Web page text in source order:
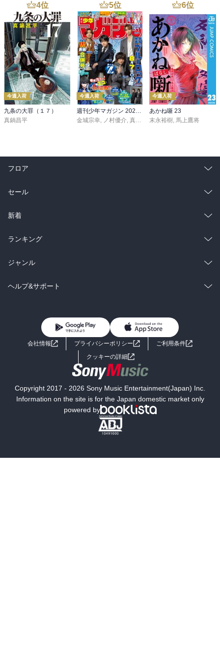
4位
今週入荷
九条の大罪（１７）
真鍋昌平
5位
今週入荷
週刊少年マガジン 2026年36・37号[2026年8月5日発売]
金城宗幸, ノ村優介, 真島ヒロ ,宮島礼吏,新川直司
6位
今週入荷
あかね噺 23
末永裕樹, 馬上鷹将
フロア
総合
ラノベ
雑誌・グラビア
BL・TL
セール
総合
ラノベ
雑誌・グラビア
BL・TL
新着
総合
ラノベ
雑誌・グラビア
ランキング
総合
ラノベ
ジャンル
コミック
ライトノベル 男子向けラノベ
小説
海外小説
ミステリー SF
文学
ヘルプ&サポート
よくあるご質問 お問い合わせ
会社情報 プライバシーポリシー
ご利用条件
クッキーの詳細
Copyright 2017 - 2026 Sony Music Entertainment(Japan) Inc.
Information on the site is for the Japan domestic market only
powered by